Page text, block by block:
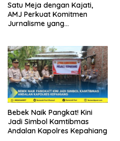
Satu Meja dengan Kajati,
AMJ Perkuat Komitmen
Jurnalisme yang
Bebek Naik Pangkat! Kini
Jadi Simbol Kamtibmas
Andalan Kapolres Kepahiang